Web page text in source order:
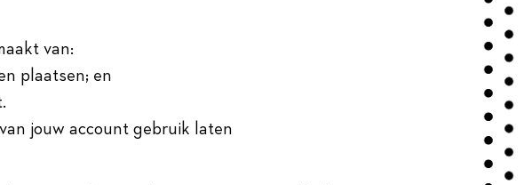
van:
plaatsen; en
jouw account gebruik laten